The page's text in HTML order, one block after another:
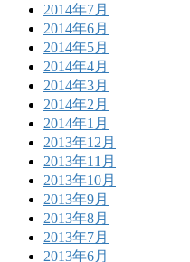
2014年7月
2014年6月
2014年5月
2014年4月
2014年3月
2014年2月
2014年1月
2013年12月
2013年11月
2013年10月
2013年9月
2013年8月
2013年7月
2013年6月